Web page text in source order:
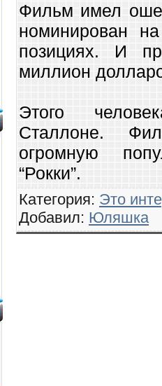
Фильм имел
номинирован
позициях. И
миллион
Этого
Сталлоне.
огромную
“Рокки”.
Категория: Это
Добавил: Юляшка